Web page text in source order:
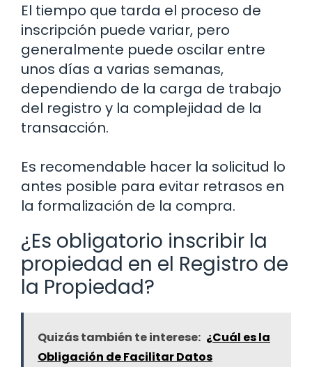
El tiempo que tarda el proceso de
inscripción puede variar, pero
generalmente puede oscilar entre
unos días a varias semanas,
dependiendo de la carga de trabajo
del registro y la complejidad de la
transacción.
Es recomendable hacer la solicitud lo
antes posible para evitar retrasos en
la formalización de la compra.
¿Es obligatorio inscribir la
propiedad en el Registro de
la Propiedad?
Quizás también te interese: ¿Cuál es la
Obligación de Facilitar Datos